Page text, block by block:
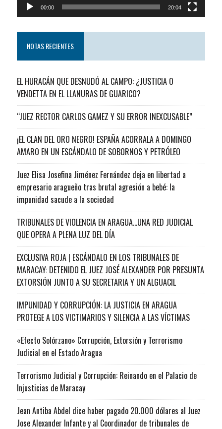
00:00 20:04
NOTAS RECIENTES
EL HURACÁN QUE DESNUDÓ AL CAMPO: ¿JUSTICIA O
VENDETTA EN EL LLANURAS DE GUARICO?
“JUEZ RECTOR CARLOS GAMEZ Y SU ERROR INEXCUSABLE”
¡EL CLAN DEL ORO NEGRO! ESPAÑA ACORRALA A DOMINGO
AMARO EN UN ESCÁNDALO DE SOBORNOS Y PETRÓLEO
Juez Elisa Josefina Jiménez Fernández deja en libertad a
empresario aragueño tras brutal agresión a bebé: la
impunidad sacude a la sociedad
TRIBUNALES DE VIOLENCIA EN ARAGUA…UNA RED JUDICIAL
QUE OPERA A PLENA LUZ DEL DÍA
EXCLUSIVA ROJA | ESCÁNDALO EN LOS TRIBUNALES DE
MARACAY: DETENIDO EL JUEZ JOSÉ ALEXANDER POR PRESUNTA
EXTORSIÓN JUNTO A SU SECRETARIA Y UN ALGUACIL
IMPUNIDAD Y CORRUPCIÓN: LA JUSTICIA EN ARAGUA
PROTEGE A LOS VICTIMARIOS Y SILENCIA A LAS VÍCTIMAS
«Efecto Solórzano» Corrupción, Extorsión y Terrorismo
Judicial en el Estado Aragua
Terrorismo Judicial y Corrupción: Reinando en el Palacio de
Injusticias de Maracay
Jean Antiba Abdel dice haber pagado 20.000 dólares al Juez
Jose Alexander Infante y al Coordinador de tribunales de